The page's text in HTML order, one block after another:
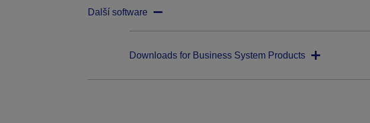
Další software
Downloads for Business System Products